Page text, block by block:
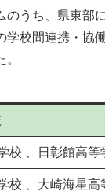
うち、県東部
校間連携・協
校 、日彰館高等
校 、大崎海星高